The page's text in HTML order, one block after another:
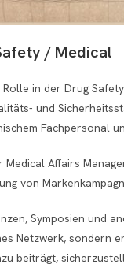
/ Medical
in der Drug
und
Fachpersonal
Affairs
von
Symposien und
Netzwerk, sondern
beiträgt,